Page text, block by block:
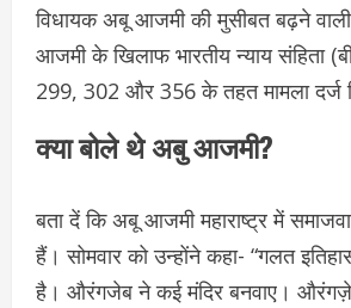
विधायक अबू आजमी की मुसीबत बढ़ने
आजमी के खिलाफ भारतीय न्याय संहिता
299, 302 और 356 के तहत मामला दर्ज
क्या बोले थे अबु आजमी?
बता दें कि अबू आजमी महाराष्‍ट्र में
हैं। सोमवार को उन्‍होंने कहा- “गलत
है। औरंगजेब ने कई मंदिर बनवाए।